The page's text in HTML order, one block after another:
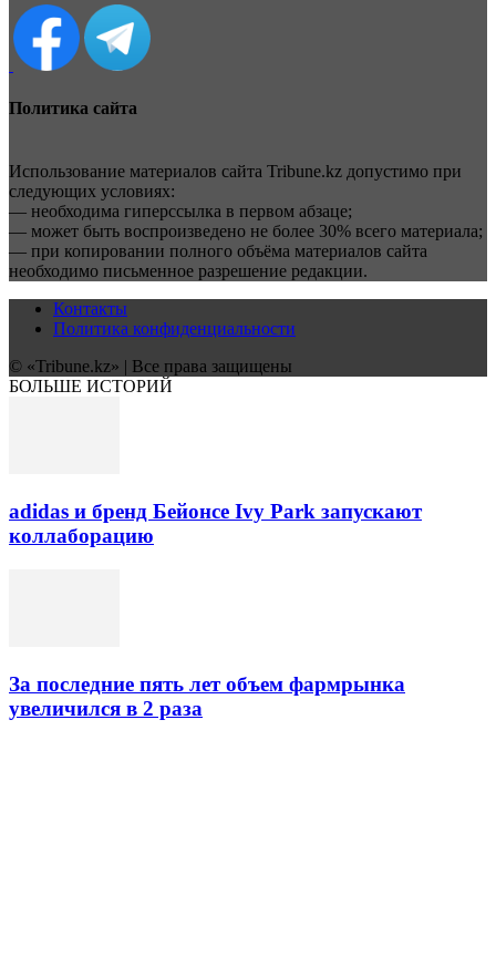
Политика сайта
Использование материалов сайта Tribune.kz допустимо при
следующих условиях:
— необходима гиперссылка в первом абзаце;
— может быть воспроизведено не более 30% всего материала;
— при копировании полного объёма материалов сайта
необходимо письменное разрешение редакции.
Контакты
Политика конфиденциальности
© «Tribune.kz» | Все права защищены
БОЛЬШЕ ИСТОРИЙ
adidas и бренд Бейонсе Ivy Park запускают
коллаборацию
За последние пять лет объем фармрынка
увеличился в 2 раза